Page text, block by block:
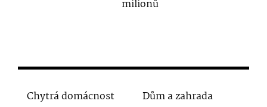
milionů
Chytrá domácnost
Dům a zahrada